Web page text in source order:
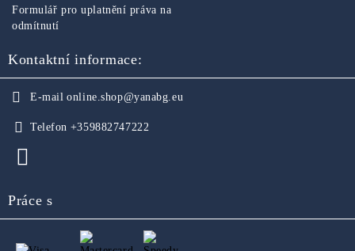
Formulář pro uplatnění práva na
odmítnutí
Kontaktní informace:
E-mail online.shop@yanabg.eu
Telefon +359882747222
Práce s